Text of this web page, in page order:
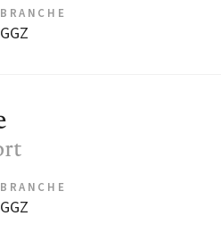
BRANCHE
GGZ
BRANCHE
GGZ